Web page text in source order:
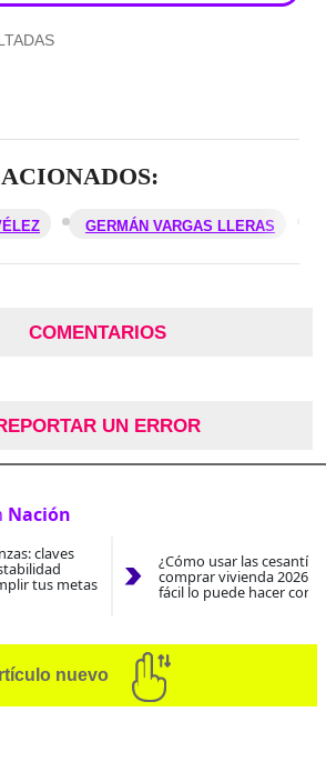
GERMÁN VARGAS LLERAS
COMENTARIOS
UN ERROR
Nación
claves
tus metas
¿Cómo usar las
comprar vivienda 2026?
fácil lo puede hacer con
nuevo